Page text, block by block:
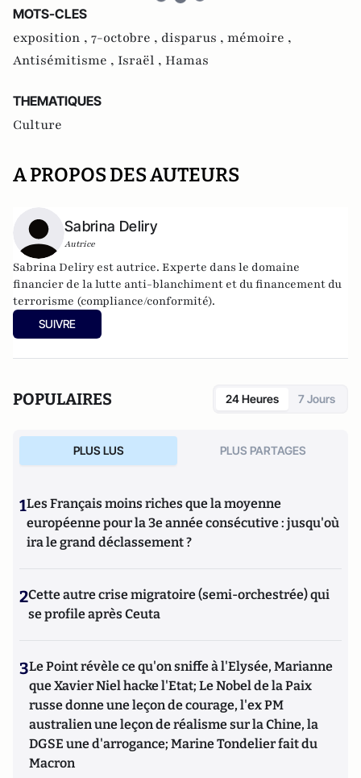
MOTS-CLES
exposition , 7-octobre , disparus , mémoire ,
Antisémitisme , Israël , Hamas
THEMATIQUES
Culture
A PROPOS DES AUTEURS
Sabrina Deliry
Autrice
Sabrina Deliry est autrice. Experte dans le domaine
financier de la lutte anti-blanchiment et du financement du
terrorisme (compliance/conformité).
SUIVRE
POPULAIRES 24 Heures 7 Jours
PLUS LUS PLUS PARTAGES
1Les Français moins riches que la moyenne
européenne pour la 3e année consécutive : jusqu'où
ira le grand déclassement ?
2Cette autre crise migratoire (semi-orchestrée) qui
se profile après Ceuta
3Le Point révèle ce qu'on sniffe à l'Elysée, Marianne
que Xavier Niel hacke l'Etat; Le Nobel de la Paix
russe donne une leçon de courage, l'ex PM
australien une leçon de réalisme sur la Chine, la
DGSE une d'arrogance; Marine Tondelier fait du
Macron